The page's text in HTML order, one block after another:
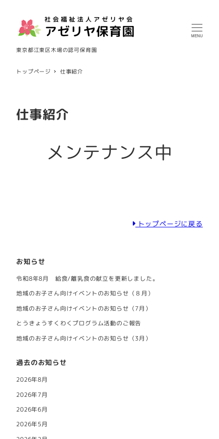
東京都江東区木場の認可保育園
MENU
トップページ 仕事紹介
仕事紹介
メンテナンス中
トップページに戻る
お知らせ
令和8年8月 給食/離乳食の献立を更新しました。
地域のお子さん向けイベントのお知らせ（８月）
地域のお子さん向けイベントのお知らせ（7月）
とうきょうすくわくプログラム活動のご報告
地域のお子さん向けイベントのお知らせ（3月）
過去のお知らせ
2026年8月
2026年7月
2026年6月
2026年5月